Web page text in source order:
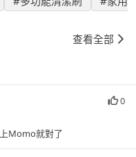
查看全部
0
Momo就對了